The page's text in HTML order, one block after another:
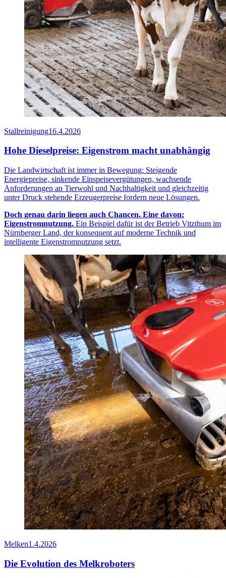
Stallreinigung16.4.2026
Hohe Dieselpreise: Eigenstrom macht unabhängig
Die Landwirtschaft ist immer in Bewegung: Steigende
Energiepreise, sinkende Einspeisevergütungen, wachsende
Anforderungen an Tierwohl und Nachhaltigkeit und gleichzeitig
unter Druck stehende Erzeugerpreise fordern neue Lösungen.
Doch genau darin liegen auch Chancen. Eine davon:
Eigenstromnutzung. Ein Beispiel dafür ist der Betrieb Vitzthum im
Nürnberger Land, der konsequent auf moderne Technik und
intelligente Eigenstromnutzung setzt.
Melken1.4.2026
Die Evolution des Melkroboters